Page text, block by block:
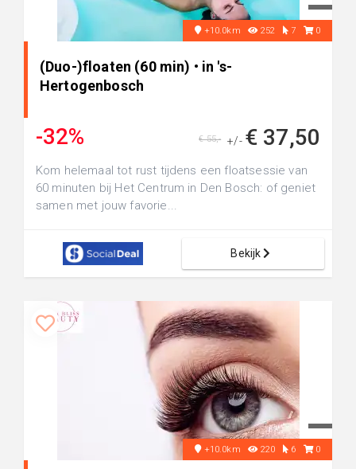
+10.0km 252 7 0
(Duo-)floaten (60 min) • in 's-
Hertogenbosch
-32% +/- € 37,50
€ 55,-
Kom helemaal tot rust tijdens een floatsessie van
60 minuten bij Het Centrum in Den Bosch: of geniet
samen met jouw favorie...
Bekijk
+10.0km 220 6 0